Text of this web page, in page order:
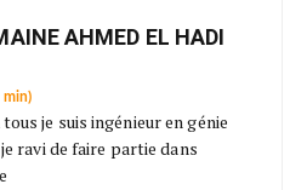
AHMED EL HADI
je suis ingénieur en génie
ravi de faire partie dans